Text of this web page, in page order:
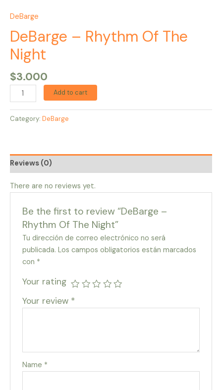
DeBarge
DeBarge – Rhythm Of The
Night
$3.000
Add to cart
Category: DeBarge
Reviews (0)
There are no reviews yet.
Be the first to review “DeBarge –
Rhythm Of The Night”
Tu dirección de correo electrónico no será
publicada. Los campos obligatorios están marcados
con *
Your rating
Your review *
Name *